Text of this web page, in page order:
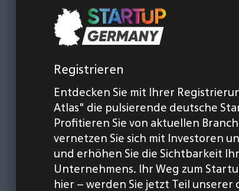
Registrieren
Entdecken Sie mit Ihrer
Atlas" die pulsierende deutsche
Profitieren Sie von aktuellen
vernetzen Sie sich mit Investoren
und erhöhen Sie die Sichtbarkeit
Unternehmens. Ihr Weg zum
hier – werden Sie jetzt Teil unserer